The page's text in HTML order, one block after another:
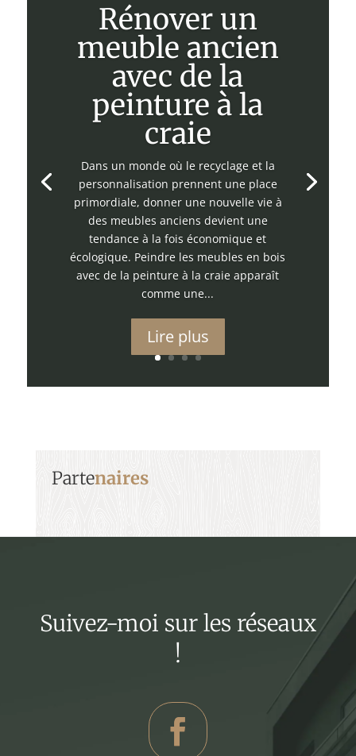
Rénover un
meuble ancien
avec de la
peinture à la
craie
Dans un monde où le recyclage et la
personnalisation prennent une place
primordiale, donner une nouvelle vie à
des meubles anciens devient une
tendance à la fois économique et
écologique. Peindre les meubles en bois
avec de la peinture à la craie apparaît
comme une...
Lire plus
Partenaires
Suivez-moi sur les réseaux
!